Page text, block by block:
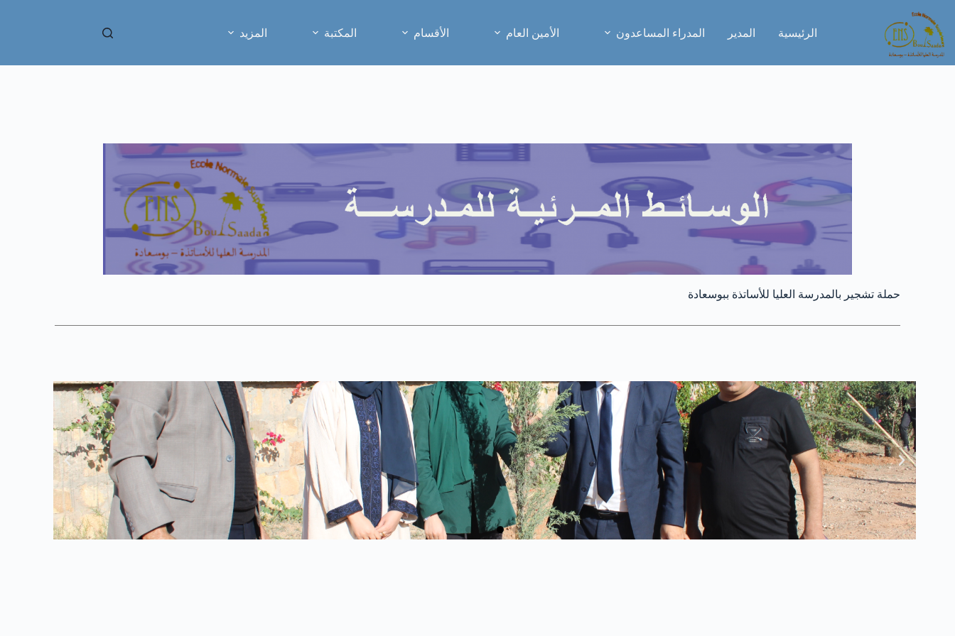
الرئيسية المدير المدراء المساعدون الأمين العام الأقسام المكتبة المزيد
حملة تشجير بالمدرسة العليا للأساتذة ببوسعادة